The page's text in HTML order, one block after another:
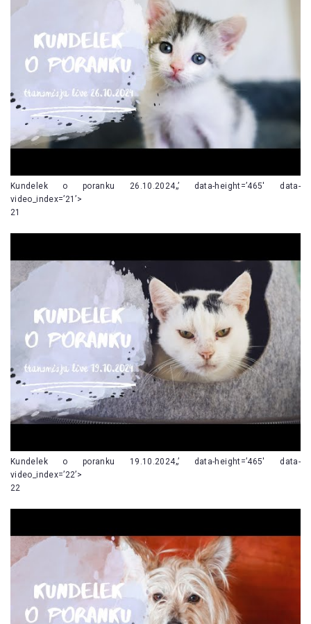
Kundelek o poranku 26.10.2024„’ data-height=’465′ data-
video_index=’21’>
21
Kundelek o poranku 19.10.2024„’ data-height=’465′ data-
video_index=’22’>
22